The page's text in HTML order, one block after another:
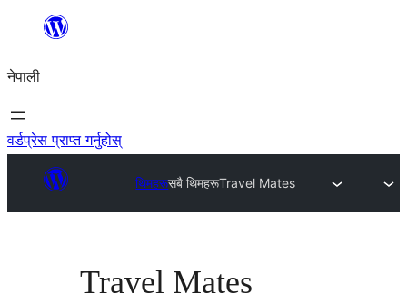
सामग्रीमा
नेपाली
वर्डप्रेस प्राप्त गर्नुहोस्
थिमहरूसबै थिमहरूTravel Mates
Travel Mates